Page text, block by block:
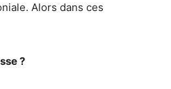
Alors dans ces
?